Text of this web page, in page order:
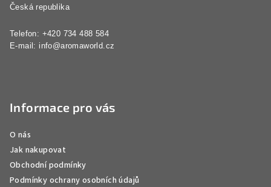
Česká republika
Telefon: +420 734 488 584
E-mail: info@aromaworld.cz
Informace pro vás
O nás
Jak nakupovat
Obchodní podmínky
Podmínky ochrany osobních údajů